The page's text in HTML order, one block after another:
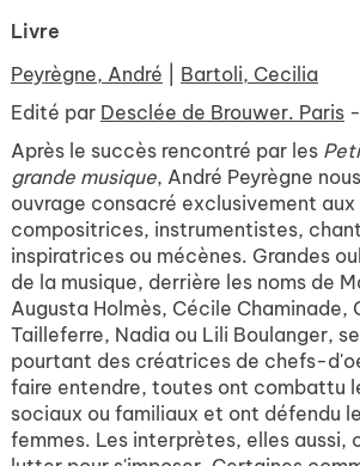
Livre
Peyrègne, André
Bartoli, Cecilia
Edité par Desclée de Brouwer. Paris
Après le succès rencontré par les
grande musique, André Peyrègne
ouvrage consacré exclusivement aux
compositrices, instrumentistes,
inspiratrices ou mécènes. Grandes
de la musique, derrière les noms de
Augusta Holmès, Cécile Chaminade,
Tailleferre, Nadia ou Lili Boulanger,
pourtant des créatrices de chefs-
faire entendre, toutes ont combattu
sociaux ou familiaux et ont défendu
femmes. Les interprètes, elles aussi,